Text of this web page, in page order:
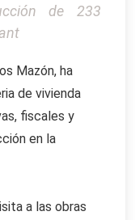
de 233
Mazón, ha
de vivienda
fiscales y
en la
a las obras